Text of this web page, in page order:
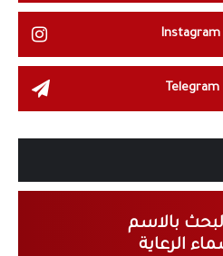
Instagram
Telegram
بالاسم
الرعاية